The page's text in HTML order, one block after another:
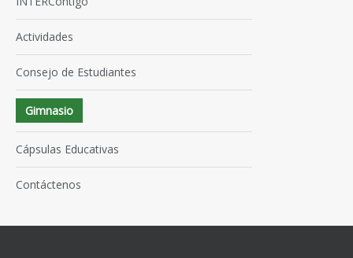
Actividades
Consejo de Estudiantes
Gimnasio
Cápsulas Educativas
Contáctenos